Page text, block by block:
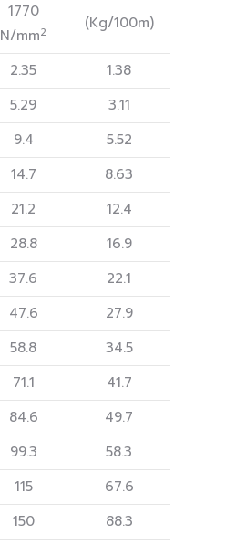
1770
N/mm2 (Kg/100m)
2.35
1.38
5.29
3.11
9.4
5.52
14.7
8.63
21.2
12.4
28.8
16.9
37.6
22.1
47.6
27.9
58.8
34.5
71.1
41.7
84.6
49.7
99.3
58.3
115
67.6
150
88.3